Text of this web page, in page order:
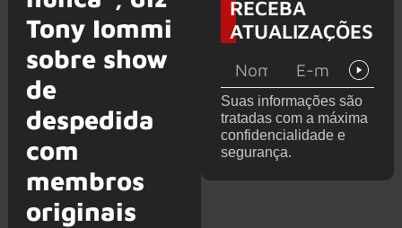
Tony Iommi
sobre show
de
despedida
com
membros
originais
para 2027
serão
filmados
para
filme
RECEBA
ATUALIZAÇÕES
Suas informações são
tratadas com a máxima
confidencialidade e
segurança.